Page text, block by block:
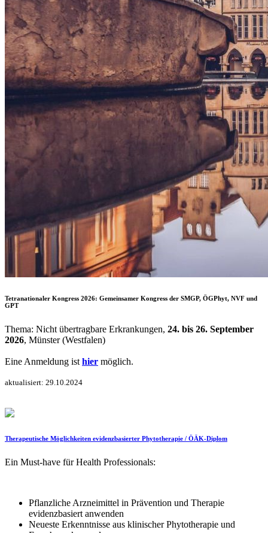
Tetranationaler Kongress 2026: Gemeinsamer Kongress der SMGP, ÖGPhyt, NVF und
GPT
Thema: Nicht übertragbare Erkrankungen, 24. bis 26. September
2026, Münster (Westfalen)
Eine Anmeldung ist hier möglich.
aktualisiert: 29.10.2024
Therapeutische Möglichkeiten evidenzbasierter Phytotherapie / ÖÄK-Diplom
Ein Must-have für Health Professionals:
Pflanzliche Arzneimittel in Prävention und Therapie
evidenzbasiert anwenden
Neueste Erkenntnisse aus klinischer Phytotherapie und